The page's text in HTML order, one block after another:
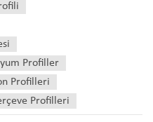
Profiller
Profilleri
Profilleri